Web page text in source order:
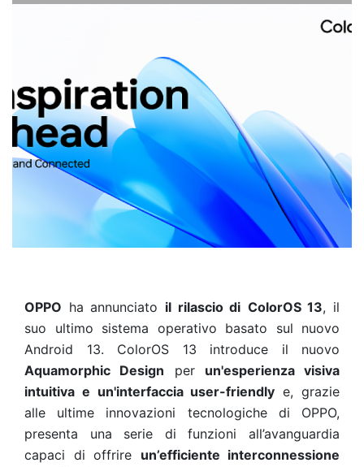
OPPO ha annunciato il rilascio di ColorOS 13, il
suo ultimo sistema operativo basato sul nuovo
Android 13. ColorOS 13 introduce il nuovo
Aquamorphic Design per un'esperienza visiva
intuitiva e un'interfaccia user-friendly e, grazie
alle ultime innovazioni tecnologiche di OPPO,
presenta una serie di funzioni all’avanguardia
capaci di offrire un’efficiente interconnessione